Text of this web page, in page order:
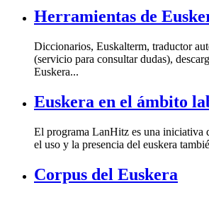
Herramientas de
Diccionarios, Euskalterm, traductor
(servicio para consultar dudas),
Euskera...
Euskera en el ámbito
El programa LanHitz es una iniciativa
el uso y la presencia del euskera
Corpus del Euskera